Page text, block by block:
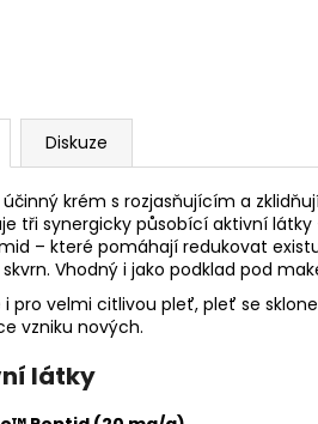
Diskuze
účinný krém s rozjasňujícím a
tři synergicky působící aktivní
– které pomáhají redukovat
Vhodný i jako podklad pod
i pro velmi citlivou pleť, pleť se
vzniku nových.
látky